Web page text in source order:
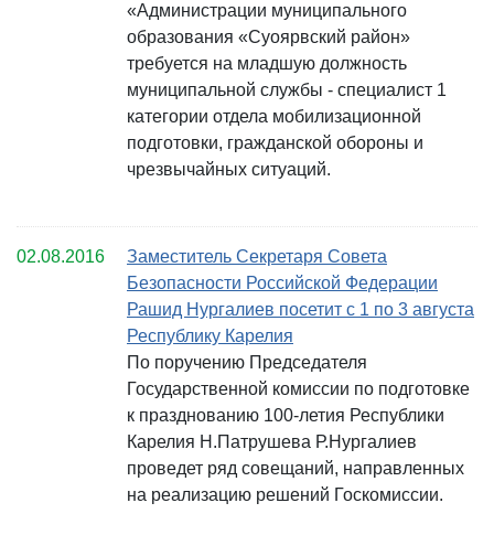
«Администрации муниципального
образования «Суоярвский район»
требуется на младшую должность
муниципальной службы - специалист 1
категории отдела мобилизационной
подготовки, гражданской обороны и
чрезвычайных ситуаций.
02.08.2016
Заместитель Секретаря Совета
Безопасности Российской Федерации
Рашид Нургалиев посетит с 1 по 3 августа
Республику Карелия
По поручению Председателя
Государственной комиссии по подготовке
к празднованию 100-летия Республики
Карелия Н.Патрушева Р.Нургалиев
проведет ряд совещаний, направленных
на реализацию решений Госкомиссии.